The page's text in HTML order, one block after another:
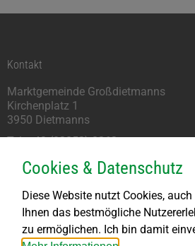
Kontakt
Marktgemeinde Großdietmanns
Kirchenplatz 1
3950 Dietmanns
Tel: +43 (02852) 8262
Parteienverkehr
Montag kein Parteienverkehr
DI bis FR von 8.00 – 11.30 Uhr
Cookies & Datenschutz
Diese Website nutzt Cookies,
Ihnen das bestmögliche
zu ermöglichen. Ich bin damit